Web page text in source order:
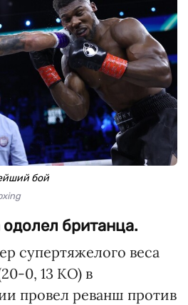
бой
британца.
супертяжелого веса
0, 13 КО) в
провел реванш против